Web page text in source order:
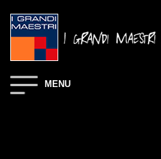
MENU